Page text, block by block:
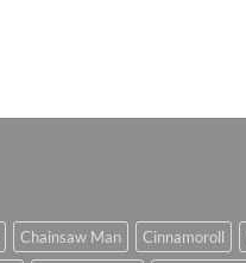
Chainsaw Man Cinnamoroll